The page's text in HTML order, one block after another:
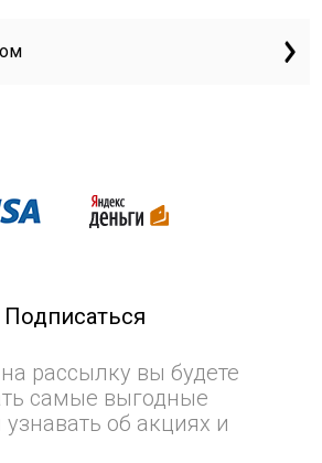
Подписаться
рассылку вы будете
самые выгодные
об акциях и